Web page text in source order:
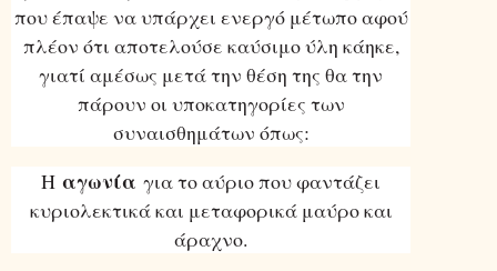
που έπαψε να υπάρχει ενεργό μέτωπο αφού
πλέον ότι αποτελούσε καύσιμο ύλη κάηκε,
γιατί αμέσως μετά την θέση της θα την
πάρουν οι υποκατηγορίες των
συναισθημάτων όπως:
Η αγωνία για το αύριο που φαντάζει
κυριολεκτικά και μεταφορικά μαύρο και
άραχνο.